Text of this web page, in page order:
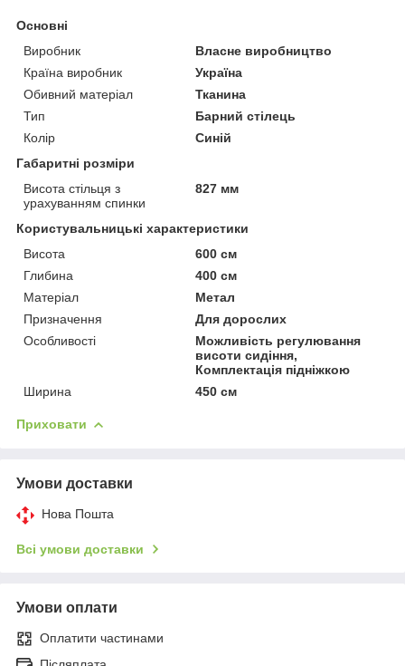
Основні
Виробник
Власне виробництво
Країна виробник
Україна
Обивний матеріал
Тканина
Тип
Барний стілець
Колір
Синій
Габаритні розміри
Висота стільця з
урахуванням спинки
827 мм
Користувальницькі характеристики
Висота
600 см
Глибина
400 см
Матеріал
Метал
Призначення
Для дорослих
Особливості
Можливість регулювання
висоти сидіння,
Комплектація підніжкою
Ширина
450 см
Приховати
Умови доставки
Нова Пошта
Всі умови доставки
Умови оплати
Оплатити частинами